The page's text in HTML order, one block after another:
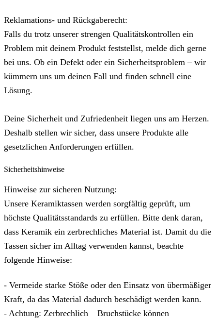
Reklamations- und Rückgaberecht:
Falls du trotz unserer strengen Qualitätskontrollen ein
Problem mit deinem Produkt feststellst, melde dich gerne
bei uns. Ob ein Defekt oder ein Sicherheitsproblem – wir
kümmern uns um deinen Fall und finden schnell eine
Lösung.
Deine Sicherheit und Zufriedenheit liegen uns am Herzen.
Deshalb stellen wir sicher, dass unsere Produkte alle
gesetzlichen Anforderungen erfüllen.
Sicherheitshinweise
Hinweise zur sicheren Nutzung:
Unsere Keramiktassen werden sorgfältig geprüft, um
höchste Qualitätsstandards zu erfüllen. Bitte denk daran,
dass Keramik ein zerbrechliches Material ist. Damit du die
Tassen sicher im Alltag verwenden kannst, beachte
folgende Hinweise:
- Vermeide starke Stöße oder den Einsatz von übermäßiger
Kraft, da das Material dadurch beschädigt werden kann.
- Achtung: Zerbrechlich – Bruchstücke können